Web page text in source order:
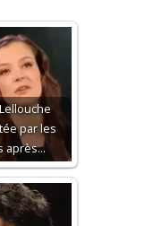
par les
après…